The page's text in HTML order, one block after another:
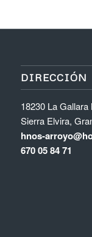
DIRECCIÓN
18230 La Gallara
Sierra Elvira,
hnos-
670 05 84 71